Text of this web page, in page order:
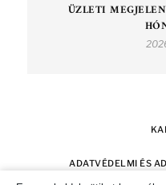
ÜZLETI
ADATVÉDELMI ÉS